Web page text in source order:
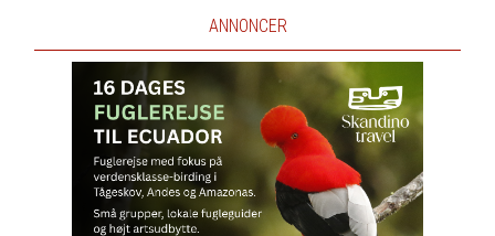
ANNONCER